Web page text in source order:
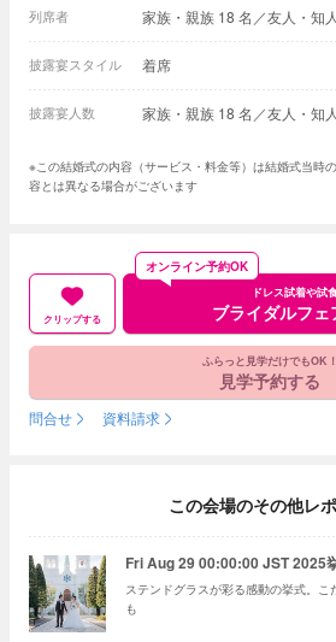
列席者 家族・親族 18 名／友人・知
披露宴スタイル 着席
披露宴人数 家族・親族 18 名／友人・知
※この結婚式の内容（サービス・料金等）は結婚式当時
容とは異なる場合がございます
クリップする
ドレス試着や試
ブライダルフ
オンライン予約OK
ふらっと見学だけでもOK！
見学予約する
問合せ 資料請求
この会場のその他レ
Fri Aug 29 00:00:00 JST 2025
ステンドグラスが彩る感動の挙式。こ
も